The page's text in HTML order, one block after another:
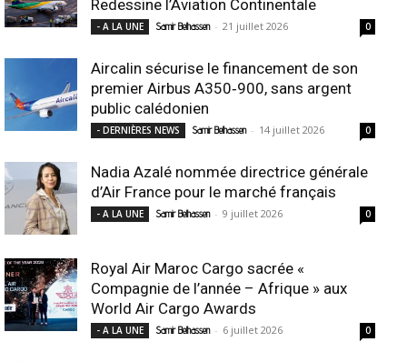
Redessine l’Aviation Continentale
- A LA UNE Samir Belhassen - 21 juillet 2026 0
Aircalin sécurise le financement de son
premier Airbus A350‑900, sans argent
public calédonien
- DERNIÈRES NEWS Samir Belhassen - 14 juillet 2026 0
Nadia Azalé nommée directrice générale
d’Air France pour le marché français
- A LA UNE Samir Belhassen - 9 juillet 2026 0
Royal Air Maroc Cargo sacrée «
Compagnie de l’année – Afrique » aux
World Air Cargo Awards
- A LA UNE Samir Belhassen - 6 juillet 2026 0